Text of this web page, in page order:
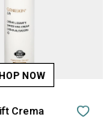
Crema